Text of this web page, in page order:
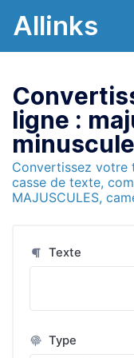
Allinks
ligne :
Convertissez votre
casse de texte,
MAJUSCULES,
Texte
Type